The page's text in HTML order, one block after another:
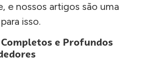
e nossos artigos são uma
isso.
e Profundos